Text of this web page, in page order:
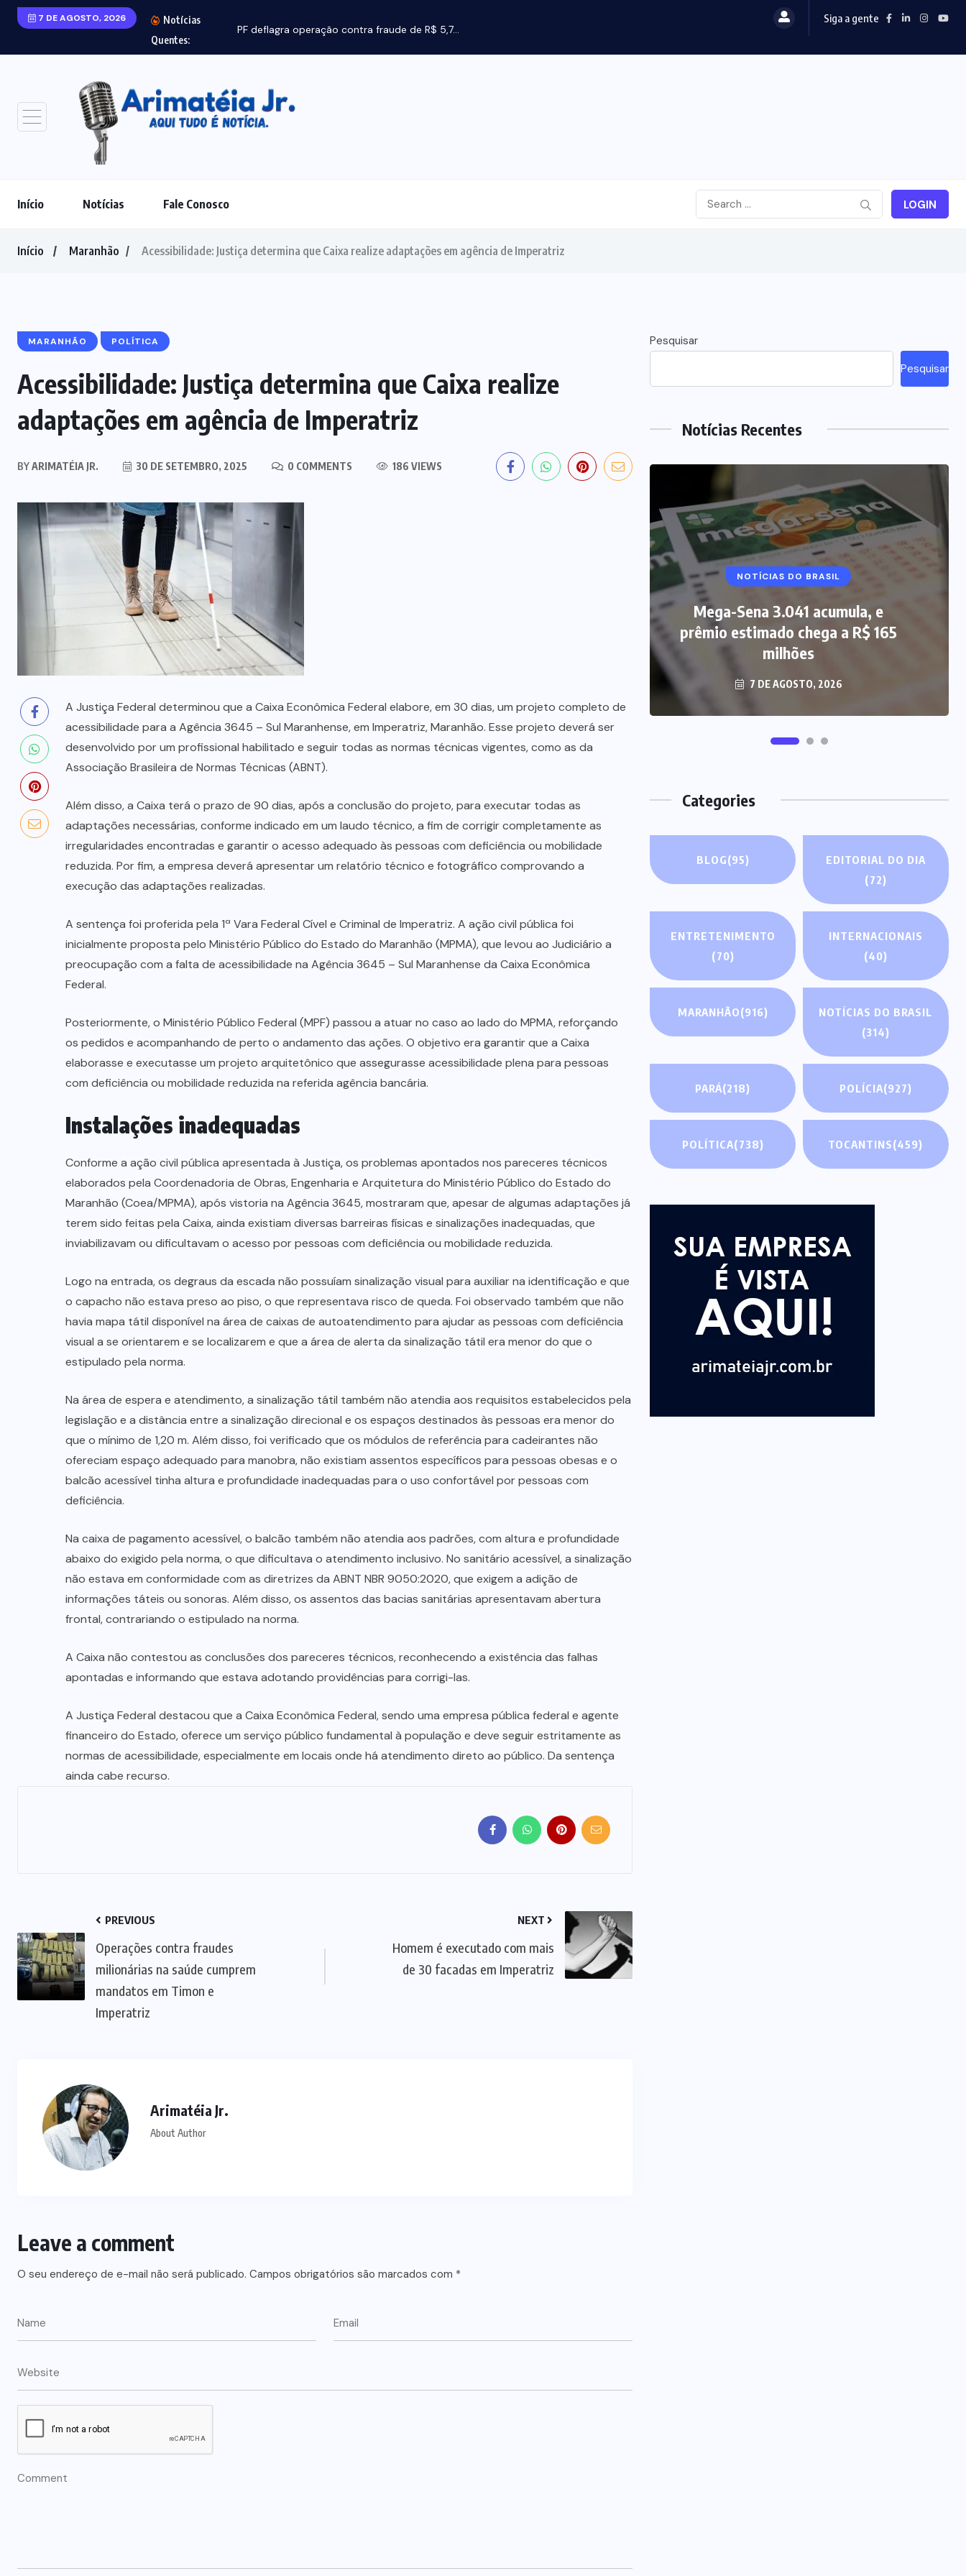
7 DE AGOSTO, 2026
Notícias
Quentes:
PF deflagra operação contra fraude de R$ 5,7...
Siga a gente
Início Notícias Fale Conosco LOGIN
Início Maranhão Acessibilidade: Justiça determina que Caixa realize adaptações em agência de Imperatriz
MARANHÃO POLÍTICA
Acessibilidade: Justiça determina que Caixa realize
adaptações em agência de Imperatriz
BYARIMATÉIA JR. 30 DE SETEMBRO, 2025 0 COMMENTS 186 VIEWS
A Justiça Federal determinou que a Caixa Econômica Federal elabore, em 30 dias, um projeto completo de
acessibilidade para a Agência 3645 – Sul Maranhense, em Imperatriz, Maranhão. Esse projeto deverá ser
desenvolvido por um profissional habilitado e seguir todas as normas técnicas vigentes, como as da
Associação Brasileira de Normas Técnicas (ABNT).
Além disso, a Caixa terá o prazo de 90 dias, após a conclusão do projeto, para executar todas as
adaptações necessárias, conforme indicado em um laudo técnico, a fim de corrigir completamente as
irregularidades encontradas e garantir o acesso adequado às pessoas com deficiência ou mobilidade
reduzida. Por fim, a empresa deverá apresentar um relatório técnico e fotográfico comprovando a
execução das adaptações realizadas.
A sentença foi proferida pela 1ª Vara Federal Cível e Criminal de Imperatriz. A ação civil pública foi
inicialmente proposta pelo Ministério Público do Estado do Maranhão (MPMA), que levou ao Judiciário a
preocupação com a falta de acessibilidade na Agência 3645 – Sul Maranhense da Caixa Econômica
Federal.
Posteriormente, o Ministério Público Federal (MPF) passou a atuar no caso ao lado do MPMA, reforçando
os pedidos e acompanhando de perto o andamento das ações. O objetivo era garantir que a Caixa
elaborasse e executasse um projeto arquitetônico que assegurasse acessibilidade plena para pessoas
com deficiência ou mobilidade reduzida na referida agência bancária.
Instalações inadequadas
Conforme a ação civil pública apresentada à Justiça, os problemas apontados nos pareceres técnicos
elaborados pela Coordenadoria de Obras, Engenharia e Arquitetura do Ministério Público do Estado do
Maranhão (Coea/MPMA), após vistoria na Agência 3645, mostraram que, apesar de algumas adaptações já
terem sido feitas pela Caixa, ainda existiam diversas barreiras físicas e sinalizações inadequadas, que
inviabilizavam ou dificultavam o acesso por pessoas com deficiência ou mobilidade reduzida.
Logo na entrada, os degraus da escada não possuíam sinalização visual para auxiliar na identificação e que
o capacho não estava preso ao piso, o que representava risco de queda. Foi observado também que não
havia mapa tátil disponível na área de caixas de autoatendimento para ajudar as pessoas com deficiência
visual a se orientarem e se localizarem e que a área de alerta da sinalização tátil era menor do que o
estipulado pela norma.
Na área de espera e atendimento, a sinalização tátil também não atendia aos requisitos estabelecidos pela
legislação e a distância entre a sinalização direcional e os espaços destinados às pessoas era menor do
que o mínimo de 1,20 m. Além disso, foi verificado que os módulos de referência para cadeirantes não
ofereciam espaço adequado para manobra, não existiam assentos específicos para pessoas obesas e o
balcão acessível tinha altura e profundidade inadequadas para o uso confortável por pessoas com
deficiência.
Na caixa de pagamento acessível, o balcão também não atendia aos padrões, com altura e profundidade
abaixo do exigido pela norma, o que dificultava o atendimento inclusivo. No sanitário acessível, a sinalização
não estava em conformidade com as diretrizes da ABNT NBR 9050:2020, que exigem a adição de
informações táteis ou sonoras. Além disso, os assentos das bacias sanitárias apresentavam abertura
frontal, contrariando o estipulado na norma.
A Caixa não contestou as conclusões dos pareceres técnicos, reconhecendo a existência das falhas
apontadas e informando que estava adotando providências para corrigi-las.
A Justiça Federal destacou que a Caixa Econômica Federal, sendo uma empresa pública federal e agente
financeiro do Estado, oferece um serviço público fundamental à população e deve seguir estritamente as
normas de acessibilidade, especialmente em locais onde há atendimento direto ao público. Da sentença
ainda cabe recurso.
PREVIOUS
Operações contra fraudes
milionárias na saúde cumprem
mandatos em Timon e
Imperatriz
NEXT
Homem é executado com mais
de 30 facadas em Imperatriz
Arimatéia Jr.
About Author
Leave a comment
O seu endereço de e-mail não será publicado. Campos obrigatórios são marcados com *
Pesquisar
Pesquisar
Notícias Recentes
MARANHÃO POLÍCIA
Mulher joga drogas no vaso
sanitário; polícia apreende 3 kg e
prende mãe e filho
NOTÍCIAS DO BRASIL
Mega-Sena 3.041 acumula, e
prêmio estimado chega a R$ 165
milhões
7 DE AGOSTO, 2026
Categories
BLOG(95)
EDITORIAL DO DIA
(72)
ENTRETENIMENTO
(70)
INTERNACIONAIS
(40)
MARANHÃO(916)
NOTÍCIAS DO BRASIL
(314)
PARÁ(218) POLÍCIA(927)
POLÍTICA(738) TOCANTINS(459)